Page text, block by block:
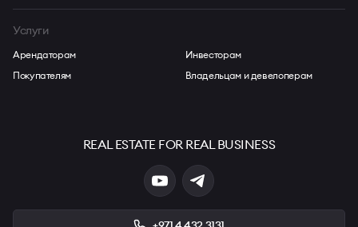
Услуги
Арендаторам
Покупателям
Инвесторам
Владельцам и девелоперам
REAL ESTATE FOR REAL BUSINESS